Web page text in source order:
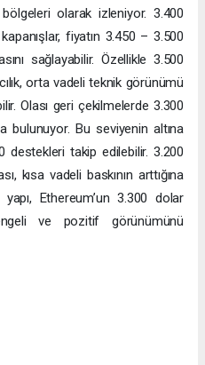
olarak izleniyor. 3.400
fiyatın 3.450 – 3.500
sağlayabilir. Özellikle 3.500
orta vadeli teknik görünümü
Olası geri çekilmelerde 3.300
bulunuyor. Bu seviyenin altına
destekleri takip edilebilir. 3.200
kısa vadeli baskının arttığına
Ethereum’un 3.300 dolar
ve pozitif görünümünü